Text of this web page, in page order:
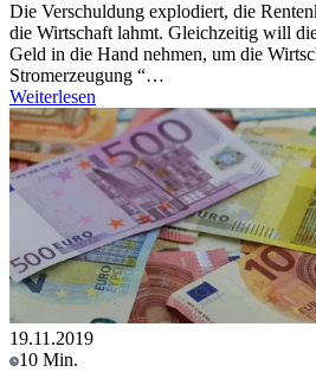
Die Verschuldung explodiert, die
die Wirtschaft lahmt. Gleichzeitig will
Geld in die Hand nehmen, um die
Stromerzeugung “…
Weiterlesen
19.11.2019
10 Min.